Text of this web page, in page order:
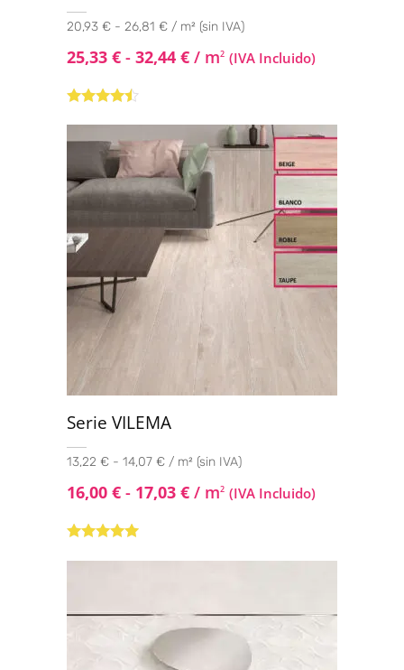
20,93 € - 26,81 € / m² (sin IVA)
25,33 € - 32,44 € / m2 (IVA Incluido)
de 5
Serie VILEMA
13,22 € - 14,07 € / m² (sin IVA)
16,00 € - 17,03 € / m2 (IVA Incluido)
5.00de 5